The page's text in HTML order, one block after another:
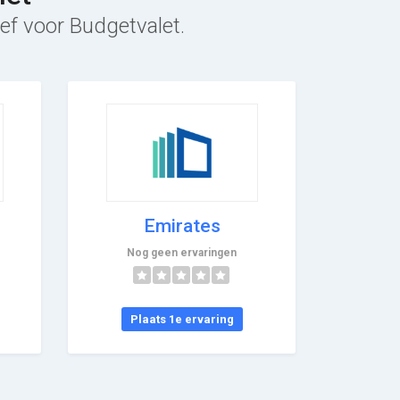
voor Budgetvalet.
Emirates
Nog geen ervaringen
Plaats 1e ervaring